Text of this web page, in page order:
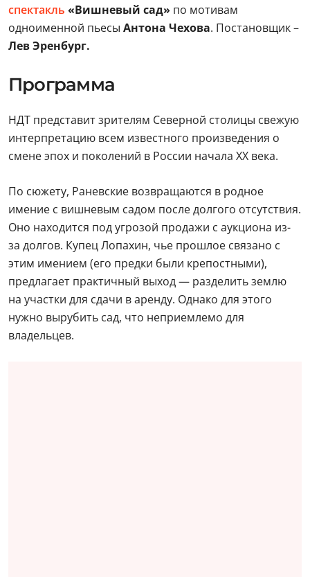
спектакль «Вишневый сад» по мотивам
одноименной пьесы Антона Чехова. Постановщик –
Лев Эренбург.
Программа
НДТ представит зрителям Северной столицы свежую
интерпретацию всем известного произведения о
смене эпох и поколений в России начала XX века.
По сюжету, Раневские возвращаются в родное
имение с вишневым садом после долгого отсутствия.
Оно находится под угрозой продажи с аукциона из-
за долгов. Купец Лопахин, чье прошлое связано с
этим имением (его предки были крепостными),
предлагает практичный выход — разделить землю
на участки для сдачи в аренду. Однако для этого
нужно вырубить сад, что неприемлемо для
владельцев.